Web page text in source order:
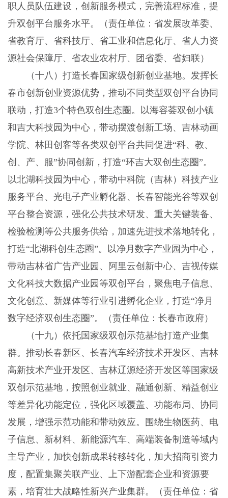
职人员队伍建设，创新服务模式，完善流程标准，提
升双创平台服务水平。（责任单位：省发展改革委、
省教育厅、省科技厅、省工业和信息化厅、省人力资
源社会保障厅、省农业农村厅、团省委、省妇联）
（十八）打造长春国家级创新创业基地。发挥长
春市创新创业资源优势，推动不同类型双创平台协同
联动，打造3个特色双创生态圈。以海容荟双创小镇
和吉大科技园为中心，带动摆渡创新工场、吉林动画
学院、林田创客等各类双创平台共同促进“科、教、
创、产、服”协同创新，打造“环吉大双创生态圈”。
以北湖科技园为中心，带动中科院（吉林）科技产业
服务平台、光电子产业孵化器、长春智能光谷等双创
平台整合资源，强化公共技术研发、重大关键装备、
检验检测等公共服务供给，加速先进技术落地转化，
打造“北湖科创生态圈”。以净月数字产业园为中心，
带动吉林省广告产业园、阿里云创新中心、吉视传媒
文化科技大数据产业园等双创平台，聚焦电子信息、
文化创意、新媒体等行业引进孵化企业，打造“净月
数字经济双创生态圈”。（责任单位：长春市政府）
（十九）依托国家级双创示范基地打造产业集
群。推动长春新区、长春汽车经济技术开发区、吉林
高新技术产业开发区、吉林辽源经济开发区等国家级
双创示范基地，按照创业就业、融通创新、精益创业
等差异化功能定位，强化区域覆盖、功能布局、协同
发展，增强示范功能和带动效应。围绕生物医药、电
子信息、新材料、新能源汽车、高端装备制造等域内
主导产业，加快创新成果转移转化，加大招商引资力
度，配置集聚关联产业、上下游配套企业和资源要
素，培育壮大战略性新兴产业集群。（责任单位：省